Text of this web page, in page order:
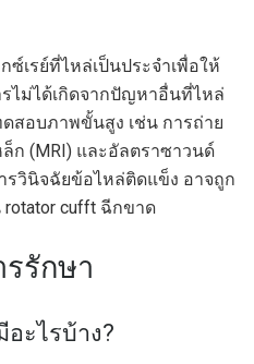
ซ์เรย์ที่ไหล่เป็นประจำเพื่อให้
ไม่ได้เกิดจากปัญหาอื่นที่ไหล่
สอบภาพขั้นสูง เช่น การถ่าย
ก (MRI) และอัลตราซาวนด์
รวินิจฉัยข้อไหล่ติดแข็ง อาจถูก
cufft ฉีกขาด
รักษา
ะไรบ้าง?